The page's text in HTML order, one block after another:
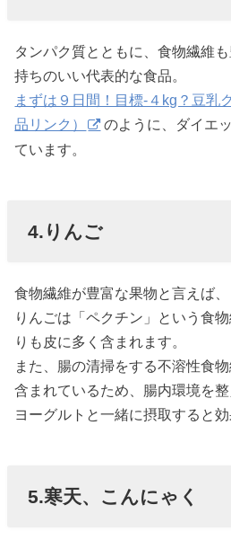
タンパク質とともに、食物繊維
持ちのいい代表的な食品。
まずは９日間！目標-４kg？豆乳
品リンク）
のように、ダイエ
ています。
4.りんご
食物繊維が豊富な果物と言えば、
りんごは「ペクチン」という食
りも皮に多く含まれます。
また、腸の清掃をする不溶性食
含まれているため、腸内環境を整
ヨーグルトと一緒に摂取すると効
5.寒天、こんにゃく